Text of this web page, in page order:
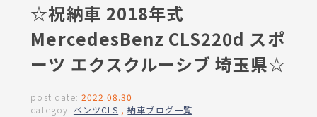
☆祝納車 2018年式
MercedesBenz CLS220d スポ
ーツ エクスクルーシブ 埼玉県☆
post date: 2022.08.30
categoy: ベンツCLS ,納車ブログ一覧